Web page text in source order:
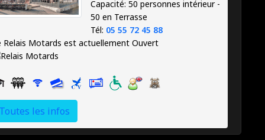
Capacité: 50 personnes intérieur -
50 en Terrasse
Tél: 05 55 72 45 88
Relais Motards est actuellementOuvert
les infos